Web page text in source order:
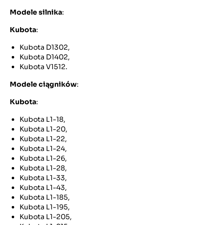
Modelesilnika:
Kubota:
Kubota D1302,
Kubota D1402,
Kubota V1512.
Modele ciągników:
Kubota:
Kubota L1-18,
Kubota L1-20,
Kubota L1-22,
Kubota L1-24,
Kubota L1-26,
Kubota L1-28,
Kubota L1-33,
Kubota L1-43,
Kubota L1-185,
Kubota L1-195,
Kubota L1-205,